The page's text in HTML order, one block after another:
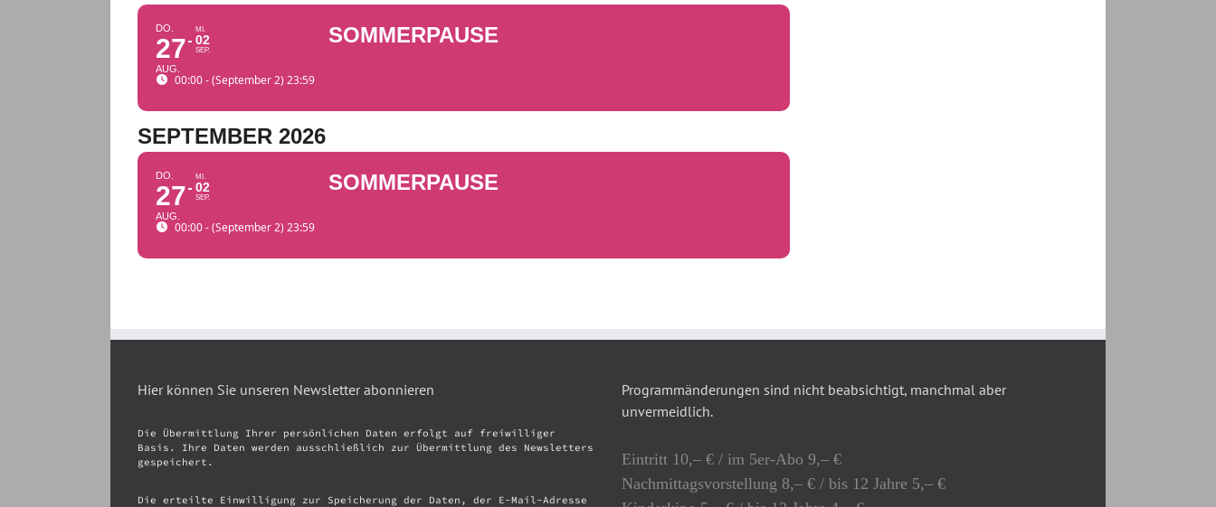
DO.
27
AUG.
MI.
02
SEP.
00:00 - (September 2) 23:59
SOMMERPAUSE
SEPTEMBER 2026
DO.
27
AUG.
MI.
02
SEP.
00:00 - (September 2) 23:59
SOMMERPAUSE
Hier können Sie unseren Newsletter abonnieren
Die Übermittlung Ihrer persönlichen Daten erfolgt auf freiwilliger
Basis. Ihre Daten werden ausschließlich zur Übermittlung des Newsletters
gespeichert.
Die erteilte Einwilligung zur Speicherung der Daten, der E-Mail-Adresse
Programmänderungen sind nicht beabsichtigt, manchmal aber
unvermeidlich.
Eintritt 10,– € / im 5er-Abo 9,– €
Nachmittagsvorstellung 8,– € / bis 12 Jahre 5,– €